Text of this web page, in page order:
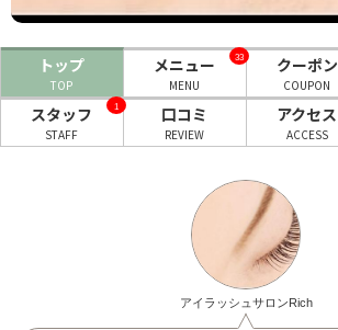
リラクゼーションサロン
美容クリニック
トップ
TOP
メニュー
MENU
33 クーポン
COUPON
スタッフ
STAFF
1 口コミ
REVIEW
アクセス
ACCESS
アイラッシュサロンRich